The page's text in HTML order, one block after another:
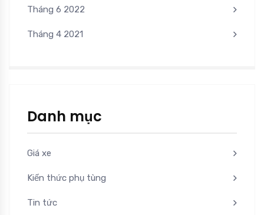
Tháng 6 2022
Tháng 4 2021
Danh mục
Giá xe
Kiến thức phụ tùng
Tin tức